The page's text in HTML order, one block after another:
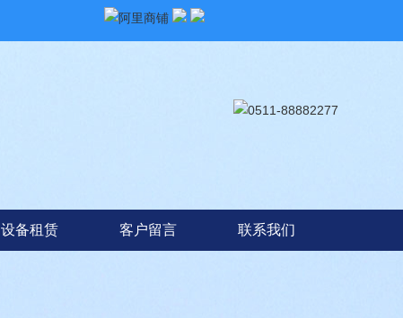
设备租赁 客户留言 联系我们